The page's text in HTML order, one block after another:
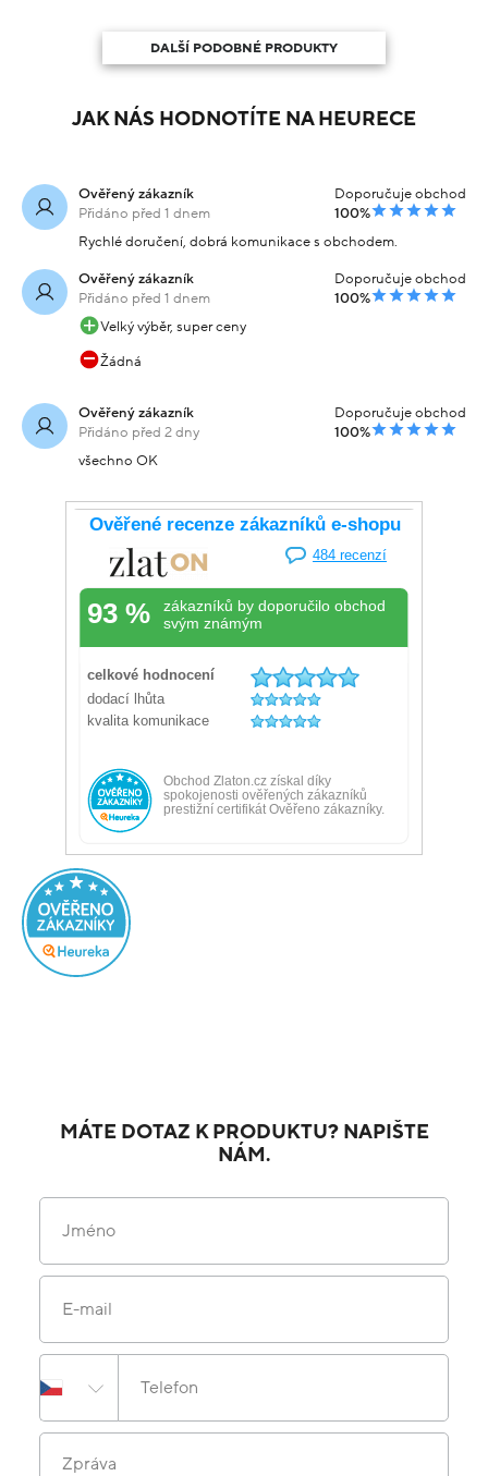
DALŠÍ PODOBNÉ PRODUKTY
JAK NÁS HODNOTÍTE NA HEURECE
Ověřený zákazník
Přidáno před 1 dnem
Doporučuje obchod
100%
Rychlé doručení, dobrá komunikace s obchodem.
Ověřený zákazník
Přidáno před 1 dnem
Doporučuje obchod
100%
Velký výběr, super ceny
Žádná
Ověřený zákazník
Přidáno před 2 dny
Doporučuje obchod
100%
všechno OK
MÁTE DOTAZ K PRODUKTU? NAPIŠTE
NÁM.
Jméno
E-mail
Telefon
Zpráva